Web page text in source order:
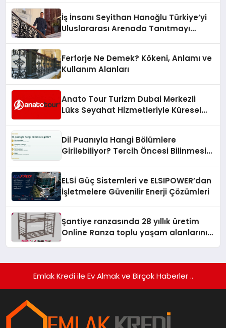
İş İnsanı Seyithan Hanoğlu Türkiye’yi
Uluslararası Arenada Tanıtmayı
Ferforje Ne Demek? Kökeni, Anlamı ve
Kullanım Alanları
Anato Tour Turizm Dubai Merkezli
Lüks Seyahat Hizmetleriyle Küresel
Dil Puanıyla Hangi Bölümlere
Girilebiliyor? Tercih Öncesi Bilinmesi
ELSİ Güç Sistemleri ve ELSIPOWER’dan
İşletmelere Güvenilir Enerji Çözümleri
Şantiye ranzasında 28 yıllık üretim
Online Ranza toplu yaşam alanlarını
Emlak Kredi ile Ev Almak ve Birçok Haberler ..